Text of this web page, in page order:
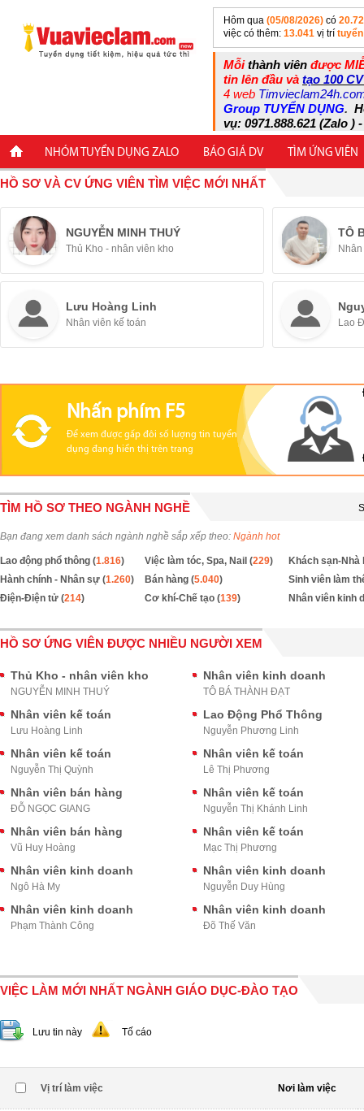
Hôm qua (05/08/2026) có
việc có thêm: 13.041 vị trí
Mỗithành viên được
tin lên đầu và tạo 100
4 web
Group TUYỂN DỤNG.
vụ: 0971.888.621 (Zalo )
NHÓM TUYỂN DỤNG ZALO BÁO GIÁ DV TÌM ỨNG VIÊN
HỒ SƠ VÀ CV ỨNG VIÊN TÌM VIỆC MỚI NHẤT
NGUYỄN MINH THUÝ
Thủ Kho - nhân viên kho
TÔ
Lưu Hoàng Linh
Nhân viên kế toán Lao
Nhấn phím F5
Để xem được gấp đôi số lượng tin tuyển
dụng đang hiển thị trên trang
TÌM HỒ SƠ THEO NGÀNH NGHỀ
Bạn đang xem danh sách ngành nghề sắp xếp theo: Ngành hot
Lao động phổ thông (1.816) Việc làm tóc, Spa, Nail (229)
Khách sạn-Nhà
Hành chính - Nhân sự (1.260) Bán hàng (5.040)
Sinh viên làm
Điện-Điện tử (214) Cơ khí-Chế tạo (139) Nhân viên kinh
HỒ SƠ ỨNG VIÊN ĐƯỢC NHIỀU NGƯỜI XEM
Thủ Kho - nhân viên kho
NGUYỄN MINH THUÝ
Nhân viên kinh doanh
TÔ BÁ THÀNH ĐẠT
Nhân viên kế toán
Lưu Hoàng Linh
Lao Động Phổ Thông
Nguyễn Phương Linh
Nhân viên kế toán
Nguyễn Thị Quỳnh
Nhân viên kế toán
Lê Thị Phương
Nhân viên bán hàng
ĐỖ NGỌC GIANG
Nhân viên kế toán
Nguyễn Thị Khánh Linh
Nhân viên bán hàng
Vũ Huy Hoàng
Nhân viên kế toán
Mạc Thị Phương
Nhân viên kinh doanh
Ngô Hà My
Nhân viên kinh doanh
Nguyễn Duy Hùng
Nhân viên kinh doanh
Phạm Thành Công
Nhân viên kinh doanh
Đõ Thế Văn
VIỆC LÀM MỚI NHẤT NGÀNH GIÁO DỤC-ĐÀO TẠO
Lưu tin này Tố cáo
Vị trí làm việc Nơi làm việc